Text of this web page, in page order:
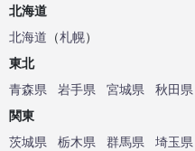
北海道
北海道 （札幌）
東北
青森県
岩手県 宮城県 秋田県
関東
茨城県
栃木県 群馬県 埼玉県